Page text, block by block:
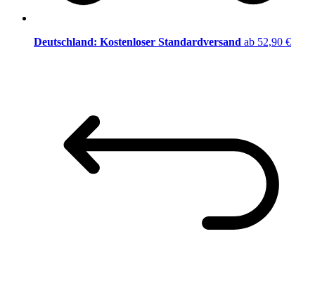
Deutschland: Kostenloser Standardversand ab 52,90 €